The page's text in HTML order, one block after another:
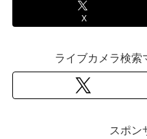
X
ライブカメラ検索
スポン